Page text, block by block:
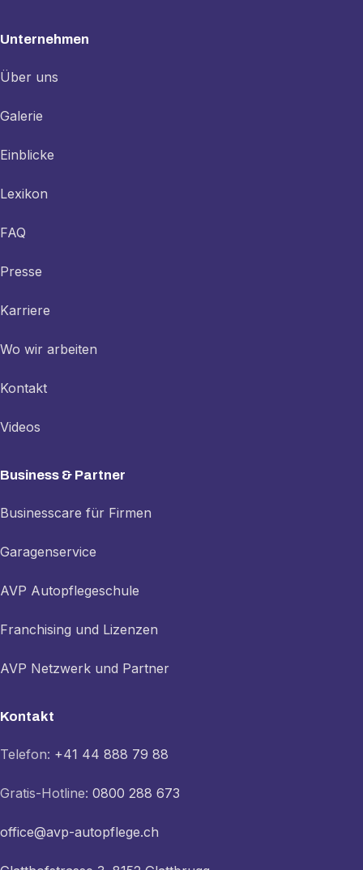
Unternehmen
Über uns
Galerie
Einblicke
Lexikon
FAQ
Presse
Karriere
Wo wir arbeiten
Kontakt
Videos
Business & Partner
Businesscare für Firmen
Garagenservice
AVP Autopflegeschule
Franchising und Lizenzen
AVP Netzwerk und Partner
Kontakt
Telefon: +41 44 888 79 88
Gratis-Hotline: 0800 288 673
office@avp-autopflege.ch